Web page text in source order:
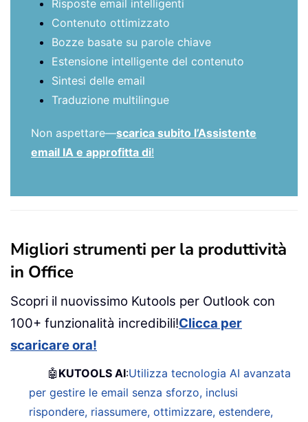
Risposte email intelligenti
Contenuto ottimizzato
Bozze basate su parole chiave
Estensione intelligente del contenuto
Sintesi delle email
Traduzione multilingue
Non aspettare—scarica subito l’Assistente
email IA e approfitta di!
Migliori strumenti per la produttività
in Office
Scopri il nuovissimo Kutools per Outlook con
100+ funzionalità incredibili!Clicca per
scaricare ora!
🤖 KUTOOLS AI:Utilizza tecnologia AI avanzata
per gestire le email senza sforzo, inclusi
rispondere, riassumere, ottimizzare, estendere,